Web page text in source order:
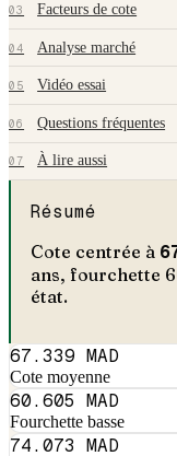
03 Facteurs de cote
04 Analyse marché
05 Vidéo essai
06 Questions fréquentes
07 À lire aussi
Résumé
Cote centrée à
ans, fourchette
état.
67.339 MAD
Cote moyenne
60.605 MAD
Fourchette basse
74.073 MAD